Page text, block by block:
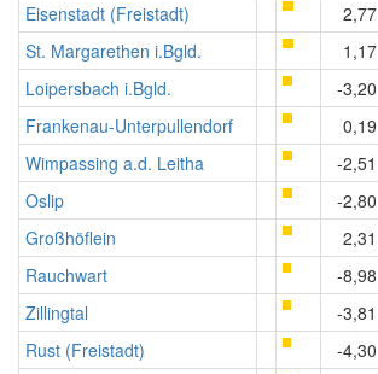
Eisenstadt (Freistadt)
2,77
St. Margarethen i.Bgld.
1,17
Loipersbach i.Bgld.
-3,20
Frankenau-Unterpullendorf
0,19
Wimpassing a.d. Leitha
-2,51
Oslip
-2,80
Großhöflein
2,31
Rauchwart
-8,98
Zillingtal
-3,81
Rust (Freistadt)
-4,30